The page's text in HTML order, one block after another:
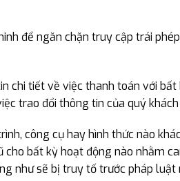
để ngăn chặn truy cập trái
chi tiết về việc thanh toán với
trao đổi thông tin của quý
công cụ hay hình thức nào
bất kỳ hoạt động nào nhằm
như sẽ bị truy tố trước pháp luật